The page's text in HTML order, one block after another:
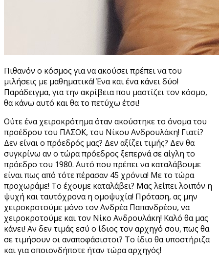
Πιθανόν ο κόσμος για να ακούσει πρέπει να του
μιλήσεις με μαθηματικά! Ένα και ένα κάνει δύο!
Παράδειγμα, για την ακρίβεια που μαστίζει τον κόσμο,
θα κάνω αυτό και θα το πετύχω έτσι!
Ούτε ένα χειροκρότημα όταν ακούστηκε το όνομα του
προέδρου του ΠΑΣΟΚ, του Νίκου Ανδρουλάκη! Γιατί?
Δεν είναι ο πρόεδρός μας? Δεν αξίζει τιμής? Δεν θα
συγκρίνω αν ο τώρα πρόεδρος ξεπερνά σε αίγλη το
πρόεδρο του 1980. Αυτό που πρέπει να καταλάβουμε
είναι πως από τότε πέρασαν 45 χρόνια! Με το τώρα
προχωράμε! Το έχουμε καταλάβει? Μας λείπει λοιπόν η
ψυχή και ταυτόχρονα η ομοψυχία! Πρόταση, ας μην
χειροκροτούμε μόνο τον Ανδρέα Παπανδρέου, να
χειροκροτούμε και τον Νίκο Ανδρουλάκη! Καλό θα μας
κάνει! Αν δεν τιμάς εσύ ο ίδιος τον αρχηγό σου, πως θα
σε τιμήσουν οι αναποφάσιστοι? Το ίδιο θα υποστήριζα
και για οποιονδήποτε ήταν τώρα αρχηγός!